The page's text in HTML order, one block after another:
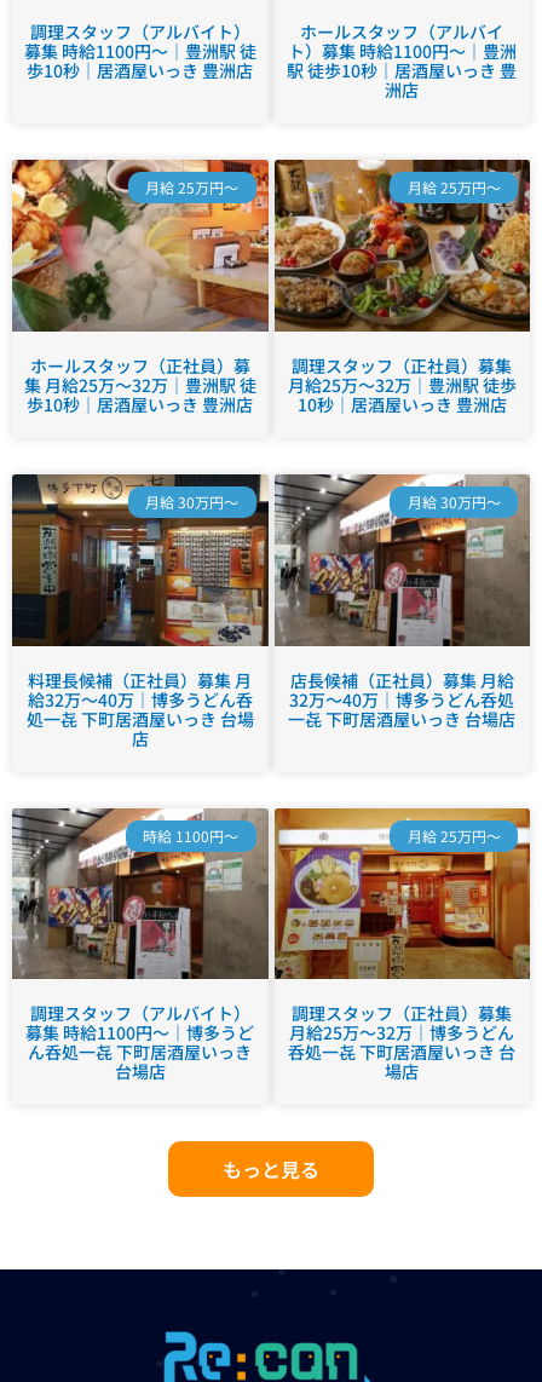
調理スタッフ（アルバイト）
募集 時給1100円～｜豊洲駅 徒
歩10秒｜居酒屋いっき 豊洲店
ホールスタッフ（アルバイ
ト）募集 時給1100円～｜豊洲
駅 徒歩10秒｜居酒屋いっき 豊
洲店
月給 25万円～
ホールスタッフ（正社員）募
集 月給25万～32万｜豊洲駅 徒
歩10秒｜居酒屋いっき 豊洲店
月給 25万円～
調理スタッフ（正社員）募集
月給25万～32万｜豊洲駅 徒歩
10秒｜居酒屋いっき 豊洲店
月給 30万円～
料理長候補（正社員）募集 月
給32万～40万｜博多うどん呑
処一㐂 下町居酒屋いっき 台場
店
月給 30万円～
店長候補（正社員）募集 月給
32万～40万｜博多うどん呑処
一㐂 下町居酒屋いっき 台場店
時給 1100円～
調理スタッフ（アルバイト）
募集 時給1100円～｜博多うど
ん呑処一㐂 下町居酒屋いっき
台場店
月給 25万円～
調理スタッフ（正社員）募集
月給25万～32万｜博多うどん
呑処一㐂 下町居酒屋いっき 台
場店
もっと見る